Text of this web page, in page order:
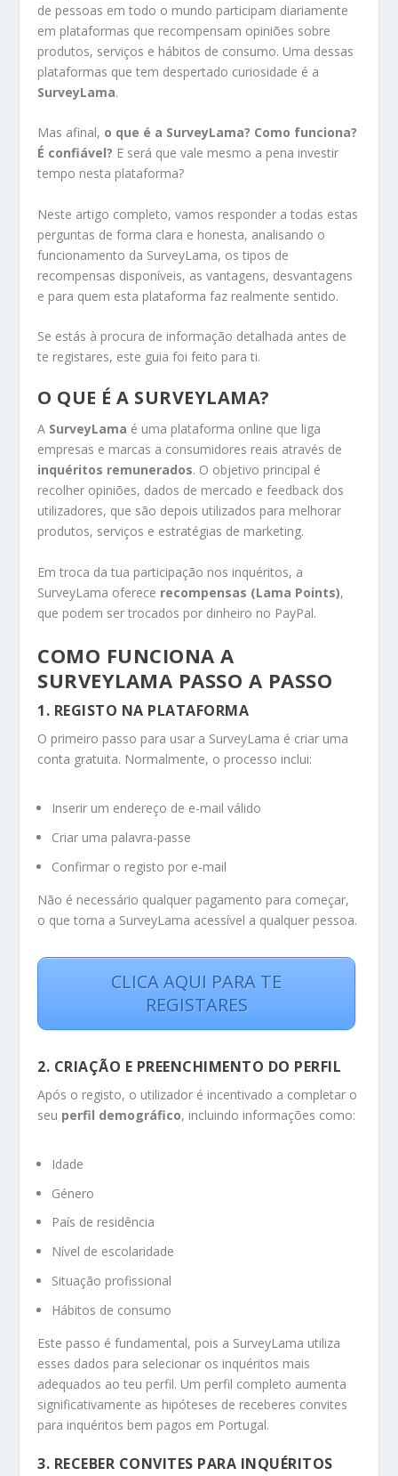
de pessoas em todo o mundo participam diariamente
em plataformas que recompensam opiniões sobre
produtos, serviços e hábitos de consumo. Uma dessas
plataformas que tem despertado curiosidade é a
SurveyLama.
Mas afinal, o que é a SurveyLama? Como funciona?
É confiável? E será que vale mesmo a pena investir
tempo nesta plataforma?
Neste artigo completo, vamos responder a todas estas
perguntas de forma clara e honesta, analisando o
funcionamento da SurveyLama, os tipos de
recompensas disponíveis, as vantagens, desvantagens
e para quem esta plataforma faz realmente sentido.
Se estás à procura de informação detalhada antes de
te registares, este guia foi feito para ti.
O QUE É A SURVEYLAMA?
A SurveyLama é uma plataforma online que liga
empresas e marcas a consumidores reais através de
inquéritos remunerados. O objetivo principal é
recolher opiniões, dados de mercado e feedback dos
utilizadores, que são depois utilizados para melhorar
produtos, serviços e estratégias de marketing.
Em troca da tua participação nos inquéritos, a
SurveyLama oferece recompensas (Lama Points),
que podem ser trocados por dinheiro no PayPal.
COMO FUNCIONA A
SURVEYLAMA PASSO A PASSO
1. REGISTO NA PLATAFORMA
O primeiro passo para usar a SurveyLama é criar uma
conta gratuita. Normalmente, o processo inclui:
Inserir um endereço de e-mail válido
Criar uma palavra-passe
Confirmar o registo por e-mail
Não é necessário qualquer pagamento para começar,
o que torna a SurveyLama acessível a qualquer pessoa.
CLICA AQUI PARA TE
REGISTARES
2. CRIAÇÃO E PREENCHIMENTO DO PERFIL
Após o registo, o utilizador é incentivado a completar o
seu perfil demográfico, incluindo informações como:
Idade
Género
País de residência
Nível de escolaridade
Situação profissional
Hábitos de consumo
Este passo é fundamental, pois a SurveyLama utiliza
esses dados para selecionar os inquéritos mais
adequados ao teu perfil. Um perfil completo aumenta
significativamente as hipóteses de receberes convites
para inquéritos bem pagos em Portugal.
3. RECEBER CONVITES PARA INQUÉRITOS